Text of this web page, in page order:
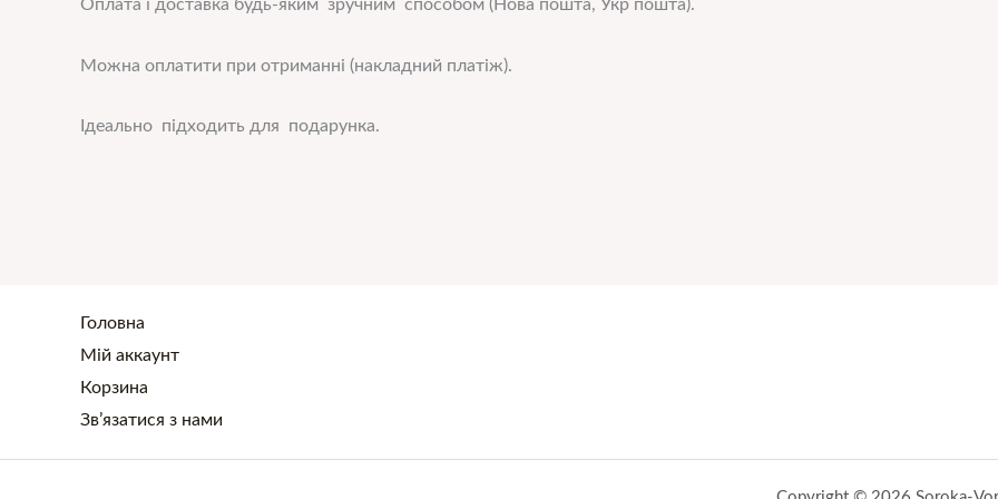
Оплата і доставка будь-яким зручним способом (Нова пошта, Укр пошта).
Можна оплатити при отриманні (накладний платіж).
Ідеально підходить для подарунка.
Головна
Мій аккаунт
Корзина
Зв’язатися з нами